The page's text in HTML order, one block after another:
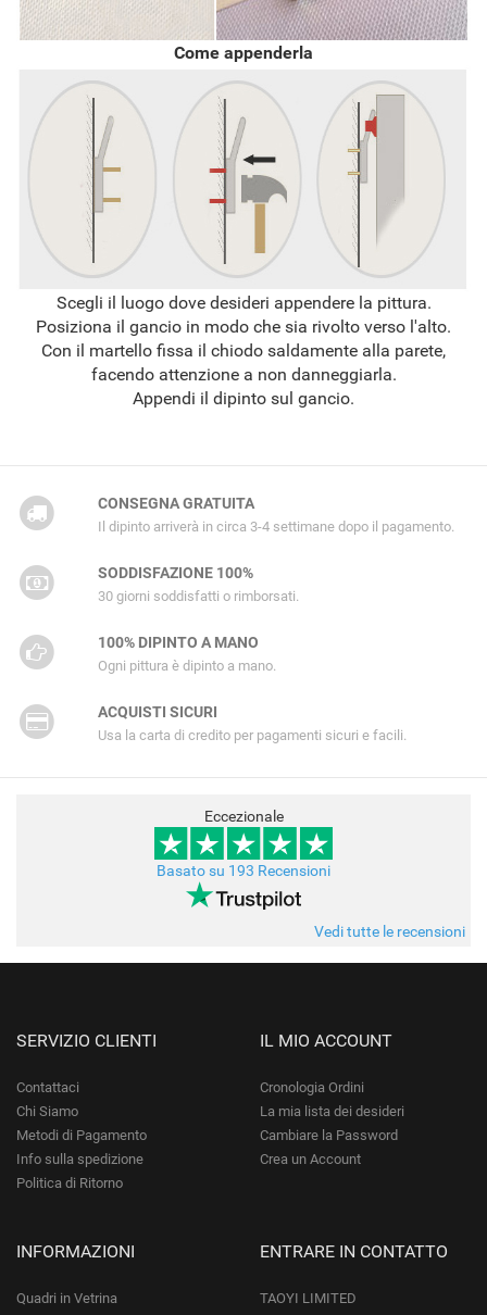
Come appenderla
Scegli il luogo dove desideri appendere la pittura.
Posiziona il gancio in modo che sia rivolto verso l'alto.
Con il martello fissa il chiodo saldamente alla parete,
facendo attenzione a non danneggiarla.
Appendi il dipinto sul gancio.
CONSEGNA GRATUITA
Il dipinto arriverà in circa 3-4 settimane dopo il pagamento.
SODDISFAZIONE 100%
30 giorni soddisfatti o rimborsati.
100% DIPINTO A MANO
Ogni pittura è dipinto a mano.
ACQUISTI SICURI
Usa la carta di credito per pagamenti sicuri e facili.
Eccezionale
Basato su 193 Recensioni
Vedi tutte le recensioni
SERVIZIO CLIENTI
Contattaci
Chi Siamo
Metodi di Pagamento
Info sulla spedizione
Politica di Ritorno
IL MIO ACCOUNT
Cronologia Ordini
La mia lista dei desideri
Cambiare la Password
Crea un Account
INFORMAZIONI
Quadri in Vetrina
ENTRARE IN CONTATTO
TAOYI LIMITED